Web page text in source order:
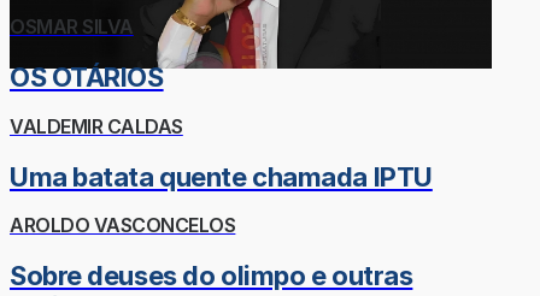
OSMAR SILVA
OS OTÁRIOS
VALDEMIR CALDAS
Uma batata quente chamada IPTU
AROLDO VASCONCELOS
Sobre deuses do olimpo e outras